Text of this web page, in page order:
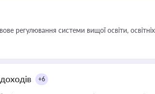
регулювання системи вищої освіти, освітніх
+6